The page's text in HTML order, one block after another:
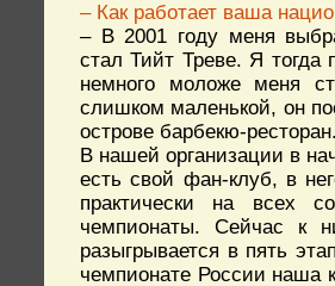
– Как работает ваша
– В 2001 году меня
стал Тийт Треве. Я тогда
немного моложе меня
слишком маленькой, он
острове барбекю-
В нашей организации в
есть свой фан-клуб, в
практически на всех
чемпионаты. Сейчас к
разыгрывается в пять
чемпионате России наша